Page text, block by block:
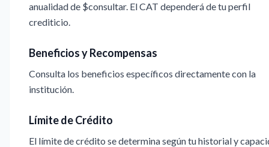
anualidad de $consultar. El CAT dependerá de tu perfil
crediticio.
Beneficios y Recompensas
Consulta los beneficios específicos directamente con la
institución.
Límite de Crédito
El límite de crédito se determina según tu historial y